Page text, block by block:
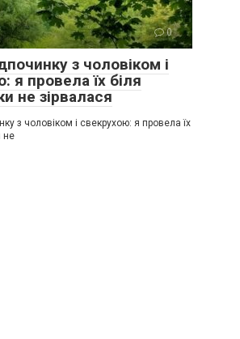
0
з чоловіком і
я провела їх біля
не зірвалася
з чоловіком і свекрухою: я провела їх
не